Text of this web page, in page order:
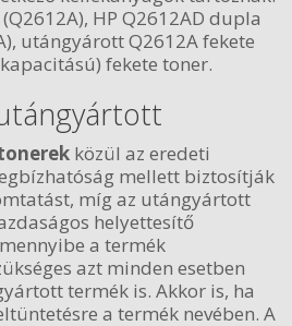
HP Q2612AD dupla
utángyárott Q2612A fekete
fekete toner.
közül az eredeti
mellett biztosítják
míg az utángyártott
helyettesítő
a termék
azt minden esetben
termék is. Akkor is, ha
a termék nevében. A